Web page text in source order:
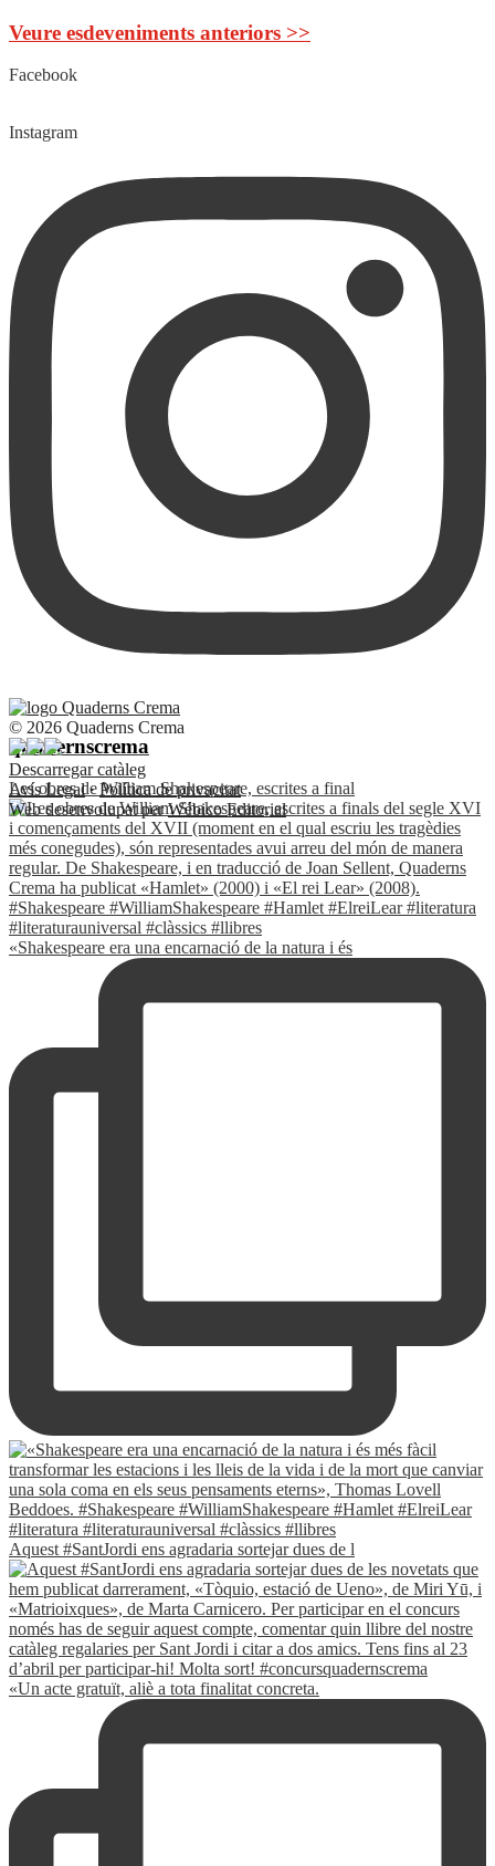
Veure esdeveniments anteriors >>
Facebook
Instagram
quadernscrema
Les obres de William Shakespeare, escrites a final
«Shakespeare era una encarnació de la natura i és
Aquest #SantJordi ens agradaria sortejar dues de l
«Un acte gratuït, aliè a tota finalitat concreta.
© 2026 Quaderns Crema
Descarregar catàleg
Avís Legal·Política de privacitat
Web desenvolupat perWébico Editorial